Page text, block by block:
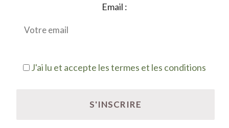
Email :
J'ai lu et accepte les termes et les conditions